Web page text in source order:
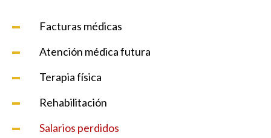
Facturas médicas
Atención médica futura
Terapia física
Rehabilitación
Salarios perdidos